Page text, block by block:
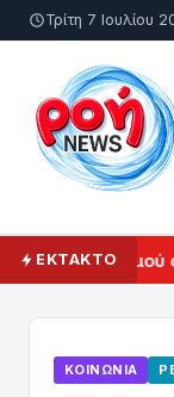
Τρίτη 7 Ιουλίου
ΕΚΤΑΚΤΟ
Πολιτισμού
ΚΟΙΝΩΝΊΑ